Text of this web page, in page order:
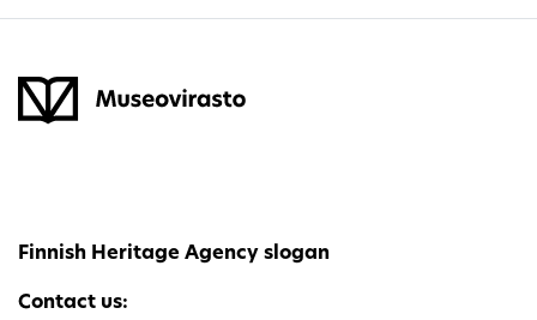
Finnish Heritage Agency slogan
Contact us: